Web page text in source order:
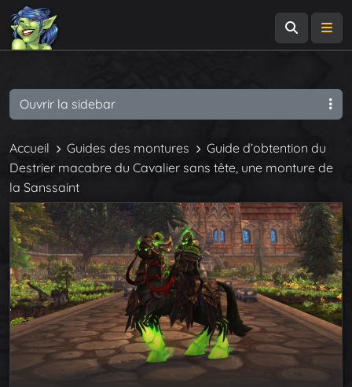
Accueil Guides des montures
Guide d’obtention du
Destrier macabre du Cavalier sans tête, une monture de
la Sanssaint
Ouvrir la sidebar